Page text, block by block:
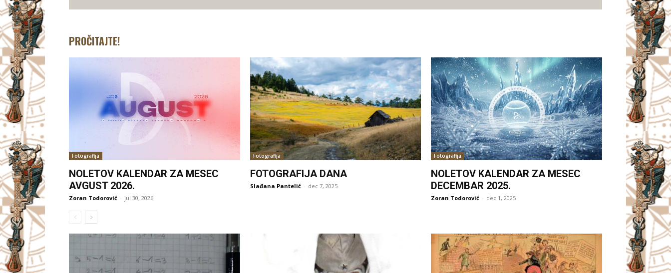
PROČITAJTE!
Fotografija
NOLETOV KALENDAR ZA MESEC
AVGUST 2026.
Zoran Todorović - jul 30, 2026
Fotografija
FOTOGRAFIJA DANA
Slađana Pantelić - dec 7, 2025
Fotografija
NOLETOV KALENDAR ZA MESEC
DECEMBAR 2025.
Zoran Todorović - dec 1, 2025